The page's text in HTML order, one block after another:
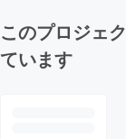
このプロジェ
ています